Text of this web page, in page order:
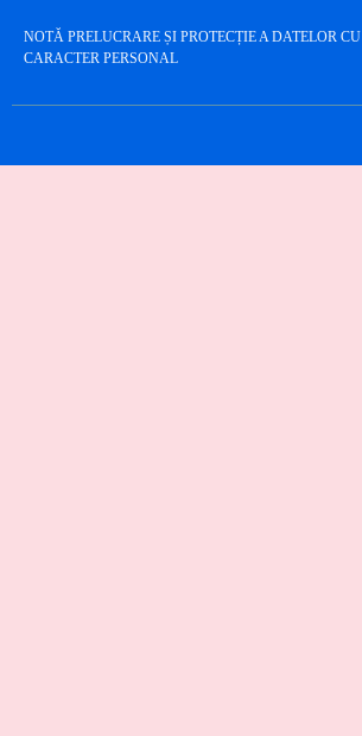
NOTĂ PRELUCRARE ȘI PROTECȚIE A DATELOR CU
CARACTER PERSONAL